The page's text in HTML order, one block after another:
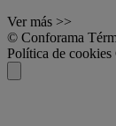
Ver más >>
© Conforama
Política de cookies